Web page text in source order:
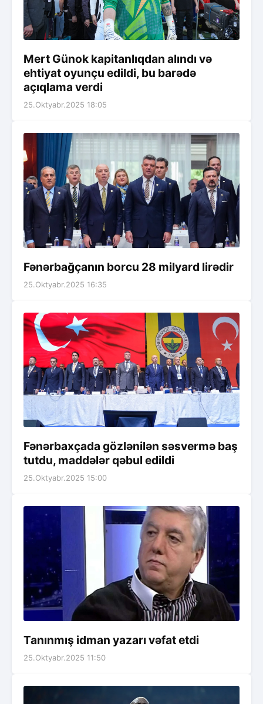
Mert Günok kapitanlıqdan alındı və
ehtiyat oyunçu edildi, bu barədə
açıqlama verdi
25.Oktyabr.2025 18:05
Fənərbağçanın borcu 28 milyard lirədir
25.Oktyabr.2025 16:35
Fənərbaxçada gözlənilən səsvermə baş
tutdu, maddələr qəbul edildi
25.Oktyabr.2025 15:00
Tanınmış idman yazarı vəfat etdi
25.Oktyabr.2025 11:50